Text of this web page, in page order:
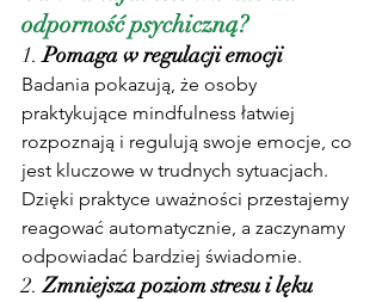
odporność psychiczną?
1. Pomaga w regulacji emocji
Badania pokazują, że osoby
praktykujące mindfulness łatwiej
rozpoznają i regulują swoje emocje, co
jest kluczowe w trudnych sytuacjach.
Dzięki praktyce uważności przestajemy
reagować automatycznie, a zaczynamy
odpowiadać bardziej świadomie.
2. Zmniejsza poziom stresu i lęku